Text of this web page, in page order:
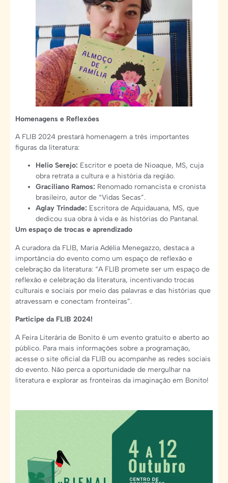
Homenagens e Reflexões
A FLIB 2024 prestará homenagem a três importantes
figuras da literatura:
Helio Serejo: Escritor e poeta de Nioaque, MS, cuja
obra retrata a cultura e a história da região.
Graciliano Ramos: Renomado romancista e cronista
brasileiro, autor de “Vidas Secas”.
Aglay Trindade: Escritora de Aquidauana, MS, que
dedicou sua obra à vida e às histórias do Pantanal.
Um espaço de trocas e aprendizado
A curadora da FLIB, Maria Adélia Menegazzo, destaca a
importância do evento como um espaço de reflexão e
celebração da literatura: “A FLIB promete ser um espaço de
reflexão e celebração da literatura, incentivando trocas
culturais e sociais por meio das palavras e das histórias que
atravessam e conectam fronteiras”.
Participe da FLIB 2024!
A Feira Literária de Bonito é um evento gratuito e aberto ao
público. Para mais informações sobre a programação,
acesse o site oficial da FLIB ou acompanhe as redes sociais
do evento. Não perca a oportunidade de mergulhar na
literatura e explorar as fronteiras da imaginação em Bonito!